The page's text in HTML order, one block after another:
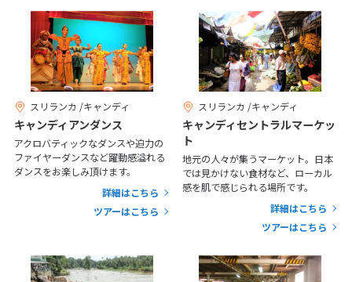
スリランカ /キャンディ
キャンディアンダンス
アクロバティックなダンスや迫力の
ファイヤーダンスなど躍動感溢れる
ダンスをお楽しみ頂けます。
詳細はこちら
ツアーはこちら
スリランカ /キャンディ
キャンディセントラルマーケッ
ト
地元の人々が集うマーケット。日本
では見かけない食材など、ローカル
感を肌で感じられる場所です。
詳細はこちら
ツアーはこちら
31
2027年2月 2月未定
1 4 5
7
8 11 12
13
14
15 16
21
22 23 25 26
27
2027年3月 3月未定